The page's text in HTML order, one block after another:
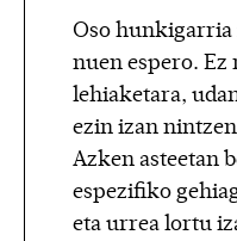
Oso hunkigarria
nuen espero.
lehiaketara,
ezin izan
Azken asteetan
espezifiko
eta urrea lortu